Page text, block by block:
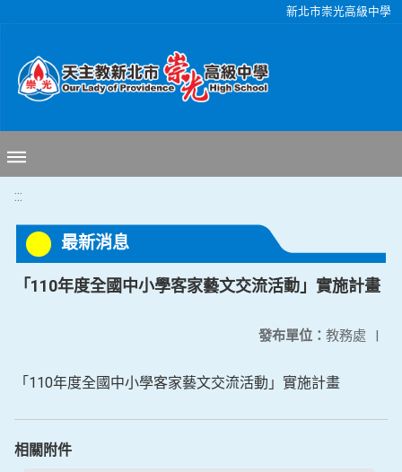
新北市崇光高級中學
:::
最新消息
「110年度全國中小學客家藝文交流活動」實施計畫
發布單位： 教務處 |
「110年度全國中小學客家藝文交流活動」實施計畫
相關附件